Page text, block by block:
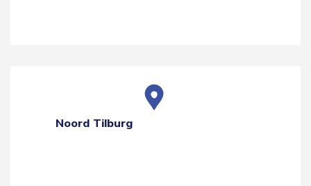
Noord Tilburg